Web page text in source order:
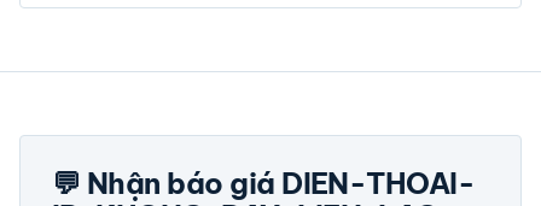
💬 Nhận báo giá DIEN-THOAI-